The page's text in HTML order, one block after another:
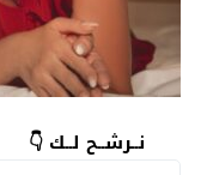
نــرشــح لــك 👇